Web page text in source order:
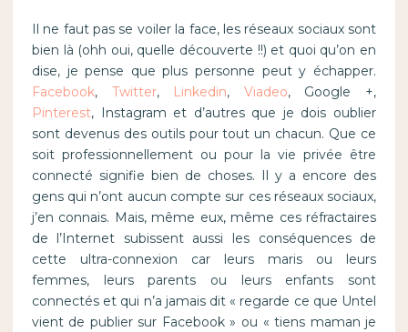
Il ne faut pas se voiler la face, les réseaux sociaux sont
bien là (ohh oui, quelle découverte !!) et quoi qu’on en
dise, je pense que plus personne peut y échapper.
Facebook, Twitter, Linkedin, Viadeo, Google +,
Pinterest, Instagram et d’autres que je dois oublier
sont devenus des outils pour tout un chacun. Que ce
soit professionnellement ou pour la vie privée être
connecté signifie bien de choses. Il y a encore des
gens qui n’ont aucun compte sur ces réseaux sociaux,
j’en connais. Mais, même eux, même ces réfractaires
de l’Internet subissent aussi les conséquences de
cette ultra-connexion car leurs maris ou leurs
femmes, leurs parents ou leurs enfants sont
connectés et qui n’a jamais dit « regarde ce que Untel
vient de publier sur Facebook » ou « tiens maman je